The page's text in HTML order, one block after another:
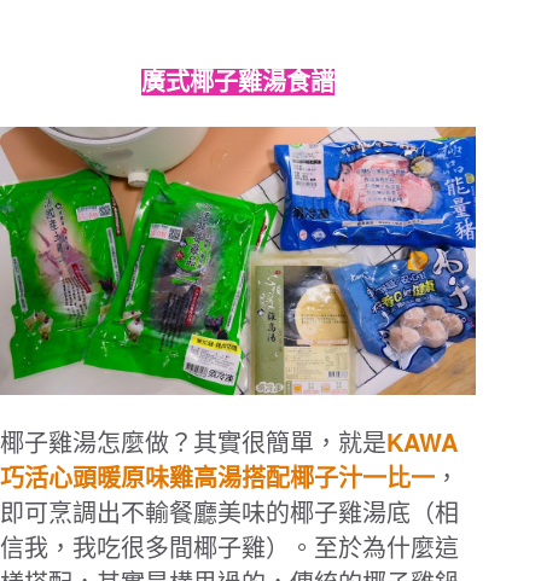
廣式椰子雞湯食譜
椰子雞湯怎麼做？其實很簡單，就是KAWA
巧活心頭暖原味雞高湯搭配椰子汁一比一 ，
即可烹調出不輸餐廳美味的椰子雞湯底（相
信我，我吃很多間椰子雞）。至於為什麼這